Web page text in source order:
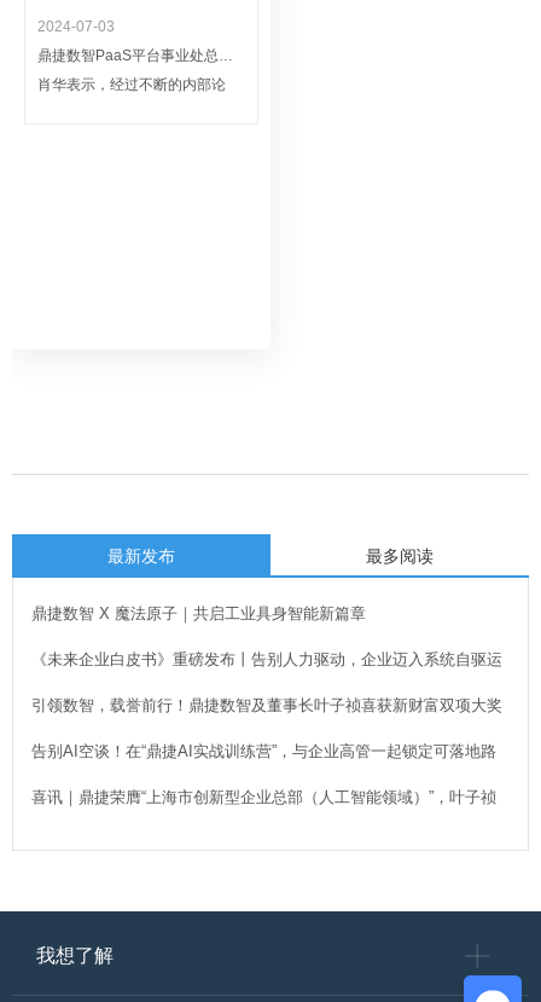
炼成的
2024-07-03
鼎捷数智PaaS平台事业处总监
肖华表示，经过不断的内部论
最新发布 最多阅读
鼎捷数智 X 魔法原子｜共启工业具身智能新篇章
《未来企业白皮书》重磅发布丨告别人力驱动，企业迈入系统自驱运
行新时代！
引领数智，载誉前行！鼎捷数智及董事长叶子祯喜获新财富双项大奖
告别AI空谈！在“鼎捷AI实战训练营”，与企业高管一起锁定可落地路
径
喜讯｜鼎捷荣膺“上海市创新型企业总部（人工智能领域）”，叶子祯
我想了解